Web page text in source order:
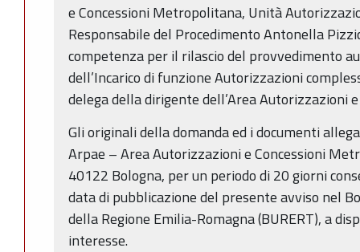
e Concessioni Metropolitana, Unità
Responsabile del Procedimento Antonella
competenza per il rilascio del provvedimento
dell’Incarico di funzione Autorizzazioni
delega della dirigente dell’Area Autorizzazioni
Gli originali della domanda ed i documenti
Arpae – Area Autorizzazioni e Concessioni
40122 Bologna, per un periodo di 20 giorni
data di pubblicazione del presente avviso nel
della Regione Emilia-Romagna (BURERT), a
interesse.